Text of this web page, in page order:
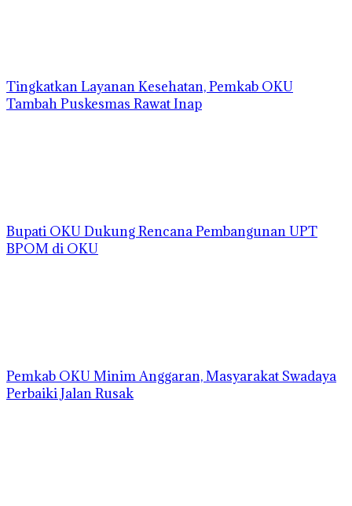
Tingkatkan Layanan Kesehatan, Pemkab OKU
Tambah Puskesmas Rawat Inap
Bupati OKU Dukung Rencana Pembangunan UPT
BPOM di OKU
Pemkab OKU Minim Anggaran, Masyarakat Swadaya
Perbaiki Jalan Rusak